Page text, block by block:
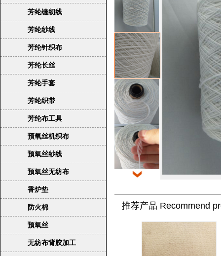
芳纶缝纫线
芳纶纱线
芳纶针织布
芳纶长丝
芳纶手套
芳纶织带
芳纶布工具
预氧丝机织布
预氧丝纱线
预氧丝无纺布
香炉垫
防火棉
预氧丝
无纺布背胶加工
推荐产品 Recommend